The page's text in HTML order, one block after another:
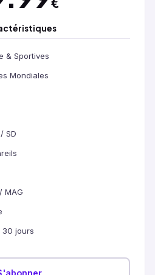
€
& Sportives
Mondiales
SD
MAG
30 jours